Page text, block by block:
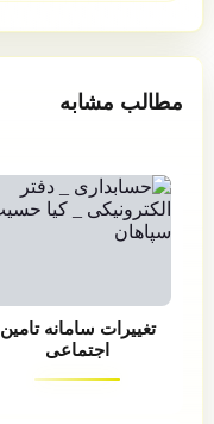
مطالب مشابه
تغییرات سامانه تامین
اجتماعی